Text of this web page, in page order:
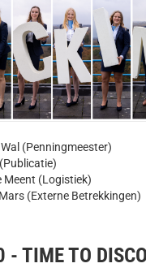
(Penningmeester)
Meent (Logistiek)
(Externe Betrekkingen)
- TIME TO